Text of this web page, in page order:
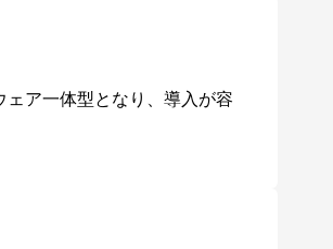
ア一体型となり、導入が容